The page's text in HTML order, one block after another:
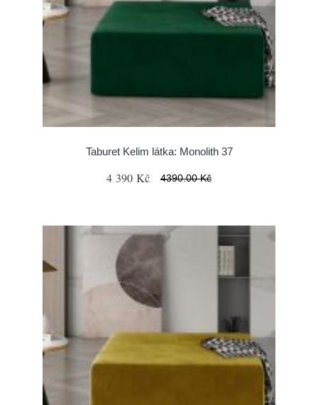
Taburet Kelim látka: Monolith 37
4 390 Kč 4390.00 Kč